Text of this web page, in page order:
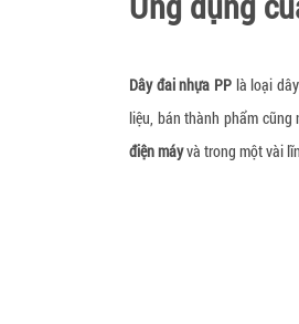
Dây đai nhựa PP là loại
liệu, bán thành phẩm
điện máyvà trong một vài